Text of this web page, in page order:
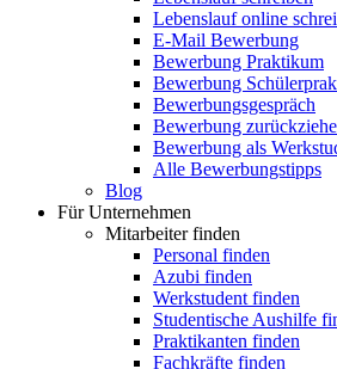
Lebenslauf online
E-Mail Bewerbung
Bewerbung Praktikum
Bewerbung
Bewerbungsgespräch
Bewerbung
Bewerbung als
Alle Bewerbungstipps
Blog
Für Unternehmen
Mitarbeiter finden
Personal finden
Azubi finden
Werkstudent finden
Studentische Aushilfe
Praktikanten finden
Fachkräfte finden